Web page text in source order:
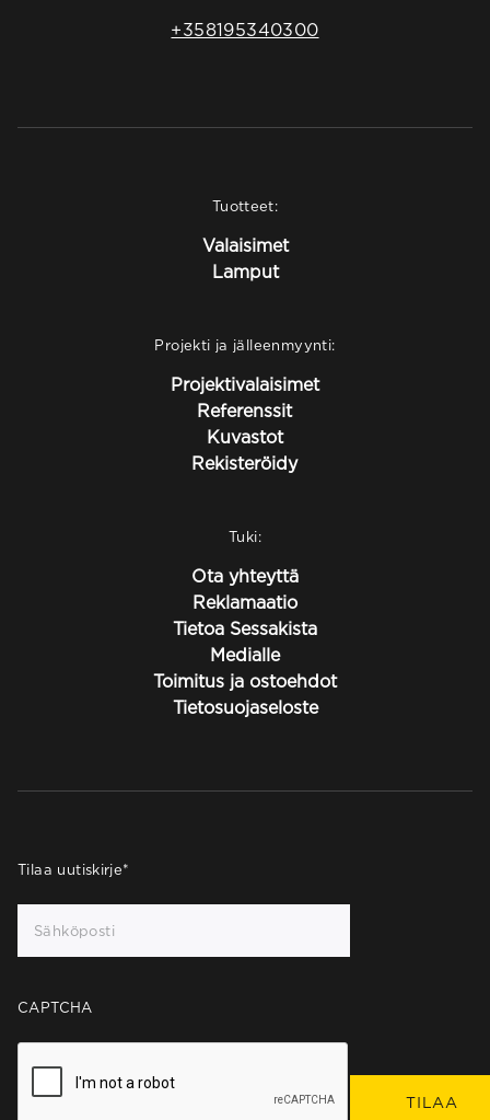
+358195340300
Tuotteet:
Valaisimet
Lamput
Projekti ja jälleenmyynti:
Projektivalaisimet
Referenssit
Kuvastot
Rekisteröidy
Tuki:
Ota yhteyttä
Reklamaatio
Tietoa Sessakista
Medialle
Toimitus ja ostoehdot
Tietosuojaseloste
Tilaa uutiskirje*
CAPTCHA